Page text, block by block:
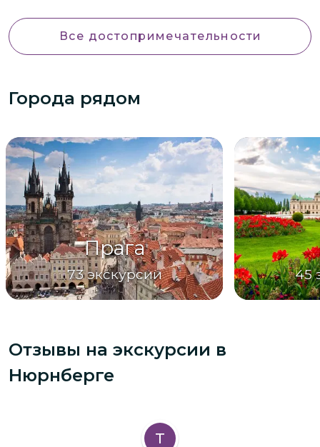
Все достопримечательности
Города рядом
Прага
73 экскурсии 45
Отзывы на экскурсии в
Нюрнберге
Т